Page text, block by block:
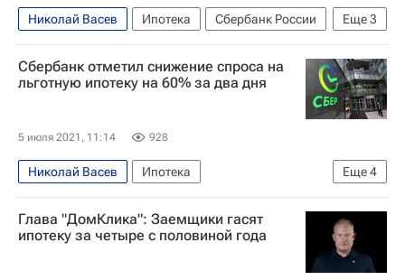
Еще3
Николай Васев Ипотека
Сбербанк России
Жилье
Банки ДомКлик
Сбербанк отметил снижение спроса на
льготную ипотеку на 60% за два дня
5 июля 2021, 11:14 928
Еще4
Николай Васев
Ипотека
Льготная ипотека
Сбербанк России
ДомКлик
Россия
Глава "ДомКлика": Заемщики гасят
ипотеку за четыре с половиной года